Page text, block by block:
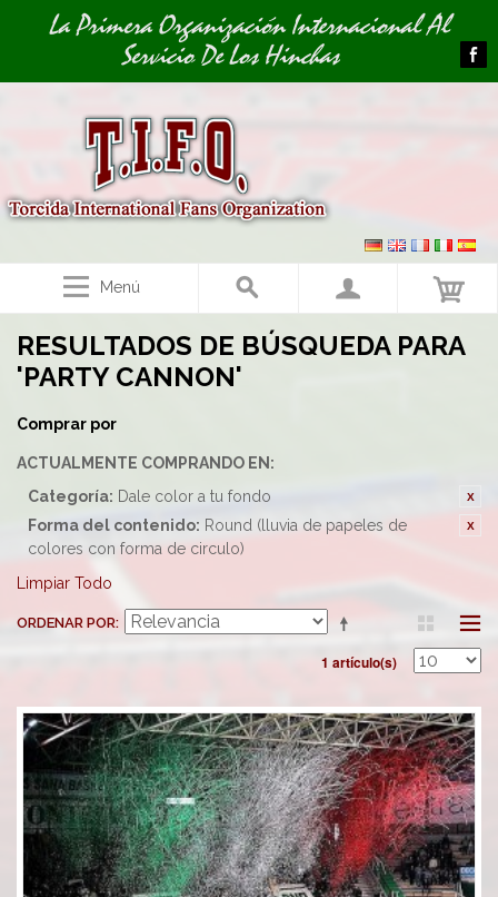
Image 01La Primera Organización Internacional Al
Servicio De Los Hinchas
Menú
RESULTADOS DE BÚSQUEDA PARA
'PARTY CANNON'
Comprar por
ACTUALMENTE COMPRANDO EN:
Categoría: Dale color a tu fondo
Forma del contenido: Round (lluvia de papeles de
colores con forma de circulo)
Limpiar Todo
ORDENAR POR
1 artículo(s)